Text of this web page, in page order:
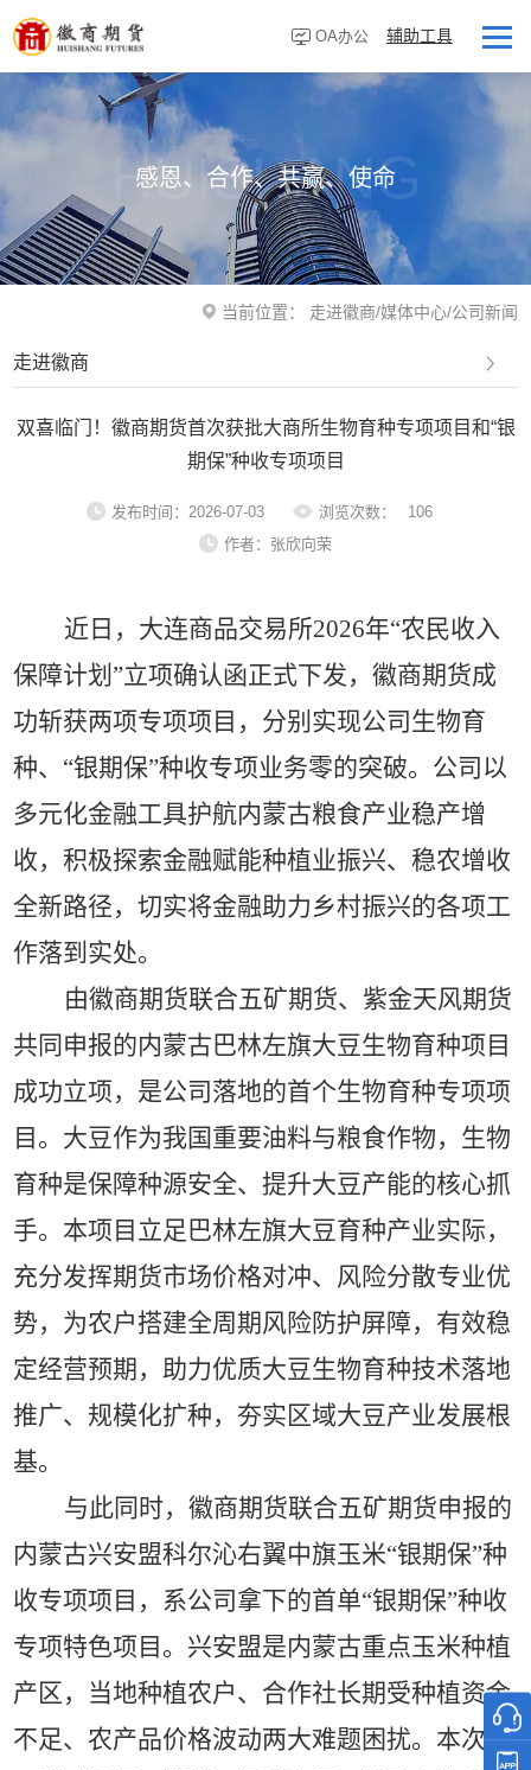
辅助工具
OA办公
首页
客户服务
研究资讯
业务板块
党建专栏
HUISHANG
感恩、合作、共赢、使命
当前位置： 走进徽商/媒体中心/公司新闻
走进徽商
双喜临门！徽商期货首次获批大商所生物育种专项项目和“银
期保”种收专项项目
发布时间：2026-07-03 浏览次数：
106
作者：张欣向荣
近日，大连商品交易所2026年“农民收入
保障计划”立项确认函正式下发，徽商期货成
功斩获两项专项项目，分别实现公司生物育
种、“银期保”种收专项业务零的突破。公司以
多元化金融工具护航内蒙古粮食产业稳产增
收，积极探索金融赋能种植业振兴、稳农增收
全新路径，切实将金融助力乡村振兴的各项工
作落到实处。
由徽商期货联合五矿期货、紫金天风期货
共同申报的内蒙古巴林左旗大豆生物育种项目
成功立项，是公司落地的首个生物育种专项项
目。大豆作为我国重要油料与粮食作物，生物
育种是保障种源安全、提升大豆产能的核心抓
手。本项目立足巴林左旗大豆育种产业实际，
充分发挥期货市场价格对冲、风险分散专业优
势，为农户搭建全周期风险防护屏障，有效稳
定经营预期，助力优质大豆生物育种技术落地
推广、规模化扩种，夯实区域大豆产业发展根
基。
与此同时，徽商期货联合五矿期货申报的
内蒙古兴安盟科尔沁右翼中旗玉米“银期保”种
收专项项目，系公司拿下的首单“银期保”种收
专项特色项目。兴安盟是内蒙古重点玉米种植
产区，当地种植农户、合作社长期受种植资金
不足、农产品价格波动两大难题困扰。本次项